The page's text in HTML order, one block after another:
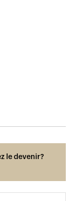
le devenir?